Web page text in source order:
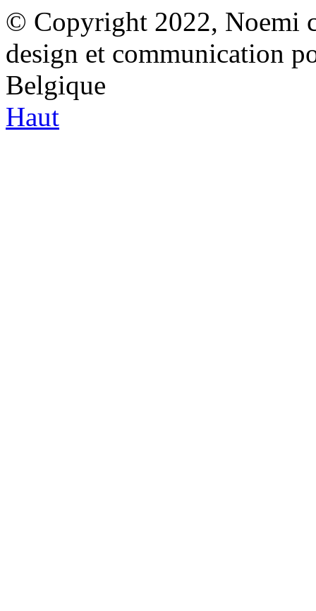
© Copyright 2022, Noemi
design et communication
Belgique
Haut